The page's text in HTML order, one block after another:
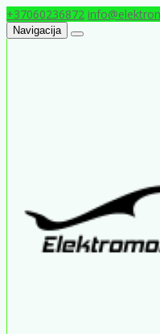
+37060236872
Navigacija